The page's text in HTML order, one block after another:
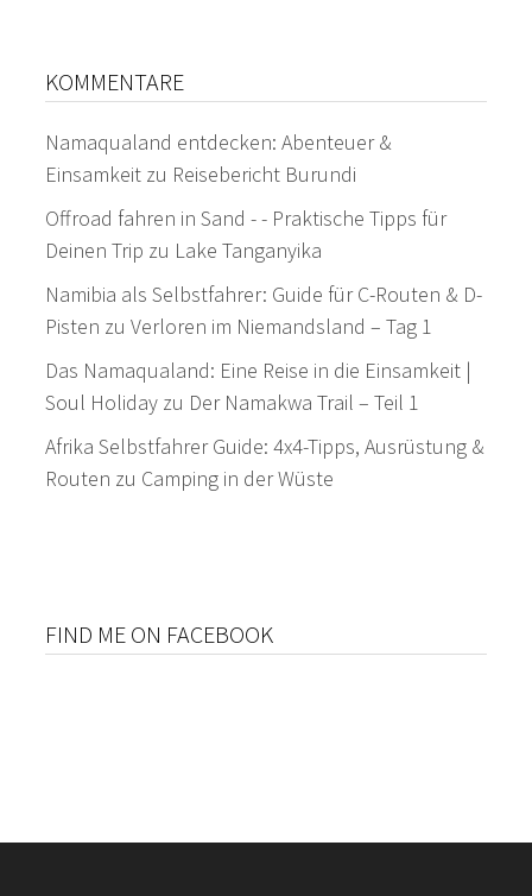
KOMMENTARE
Namaqualand entdecken: Abenteuer &
Einsamkeit zu Reisebericht Burundi
Offroad fahren in Sand - - Praktische Tipps für
Deinen Trip zu Lake Tanganyika
Namibia als Selbstfahrer: Guide für C-Routen & D-
Pisten zuVerloren im Niemandsland – Tag 1
Das Namaqualand: Eine Reise in die Einsamkeit |
Soul Holiday zu Der Namakwa Trail – Teil 1
Afrika Selbstfahrer Guide: 4x4-Tipps, Ausrüstung &
Routen zu Camping in der Wüste
FIND ME ON FACEBOOK